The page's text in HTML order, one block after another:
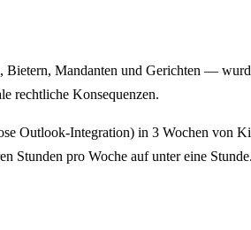
Mandanten und Gerichten —
rechtliche Konsequenzen.
Outlook-Integration) in 3 Wochen von
Stunden pro Woche auf unter eine